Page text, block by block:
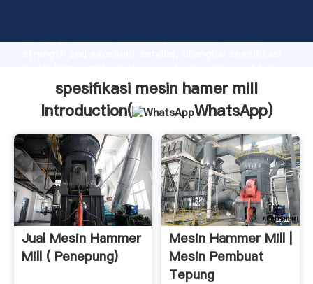
strong production capability, advanced research
values to all of customers.
spesifikasi mesin hamer mill
Introduction(
WhatsApp)
Jual Mesin Hammer
Mill ( Penepung)
Mesin Hammer Mill |
Mesin Pembuat
Tepung